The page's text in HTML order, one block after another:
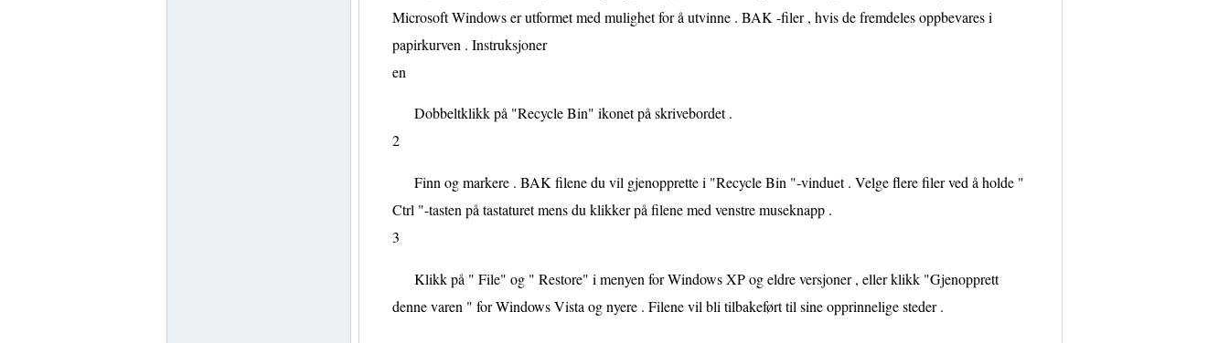
Microsoft Windows er utformet med mulighet for å utvinne . BAK -filer , hvis de fremdeles oppbevares i
papirkurven . Instruksjoner
en
Dobbeltklikk på "Recycle Bin" ikonet på skrivebordet .
2
Finn og markere . BAK filene du vil gjenopprette i "Recycle Bin "-vinduet . Velge flere filer ved å holde "
Ctrl "-tasten på tastaturet mens du klikker på filene med venstre museknapp .
3
Klikk på " File" og " Restore" i menyen for Windows XP og eldre versjoner , eller klikk "Gjenopprett
denne varen " for Windows Vista og nyere . Filene vil bli tilbakeført til sine opprinnelige steder .